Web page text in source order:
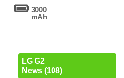
3000
mAh
LG G2
News (108)